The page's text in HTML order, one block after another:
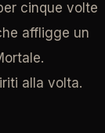
cinque volte
affligge un
alla volta.